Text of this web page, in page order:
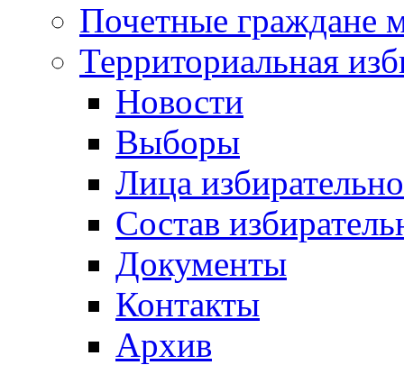
Почетные граждане
Территориальная
Новости
Выборы
Лица
Состав
Документы
Контакты
Архив